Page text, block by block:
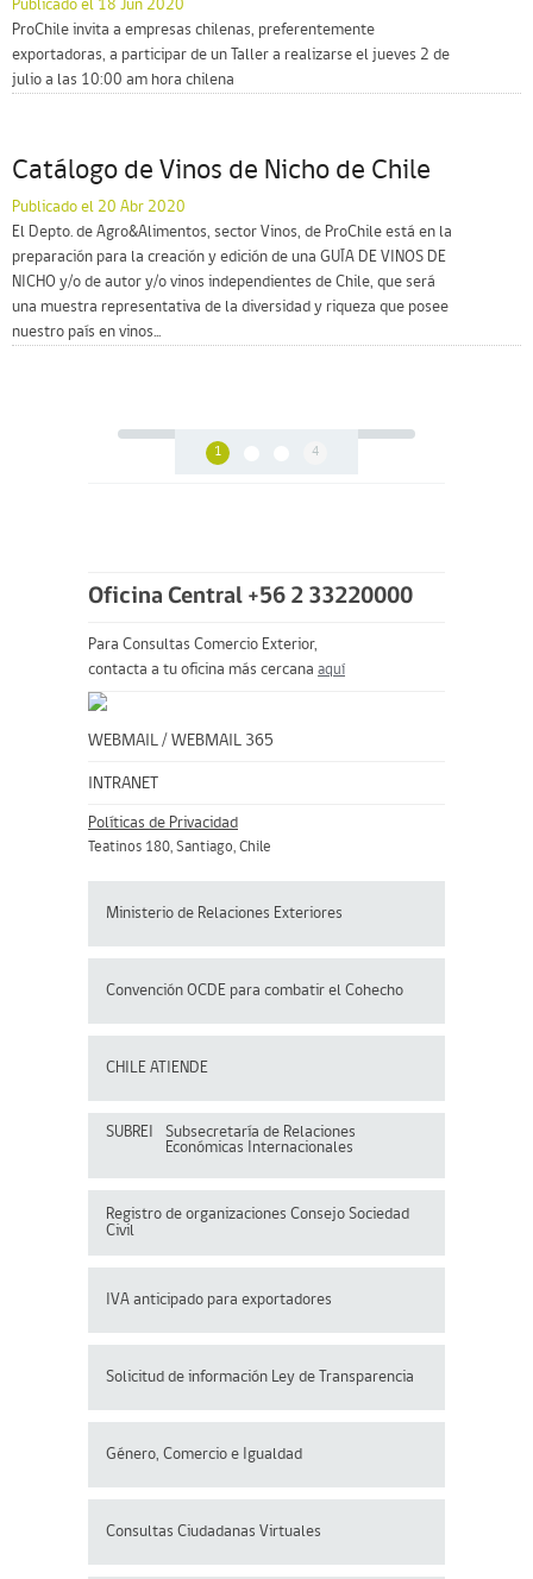
Publicado el 18 Jun 2020
ProChile invita a empresas chilenas, preferentemente
exportadoras, a participar de un Taller a realizarse el jueves 2 de
julio a las 10:00 am hora chilena
Catálogo de Vinos de Nicho de Chile
Publicado el 20 Abr 2020
El Depto. de Agro&Alimentos, sector Vinos, de ProChile está en la
preparación para la creación y edición de una GUÍA DE VINOS DE
NICHO y/o de autor y/o vinos independientes de Chile, que será
una muestra representativa de la diversidad y riqueza que posee
nuestro país en vinos...
1 4
Oficina Central +56 2 33220000
Para Consultas Comercio Exterior,
contacta a tu oficina más cercana aquí
WEBMAIL / WEBMAIL 365
INTRANET
Políticas de Privacidad
Teatinos 180, Santiago, Chile
Ministerio de Relaciones Exteriores
Convención OCDE para combatir el Cohecho
CHILE ATIENDE
SUBREI
Subsecretaría de Relaciones
Económicas Internacionales
Registro de organizaciones Consejo Sociedad
Civil
IVA anticipado para exportadores
Solicitud de información Ley de Transparencia
Género, Comercio e Igualdad
Consultas Ciudadanas Virtuales